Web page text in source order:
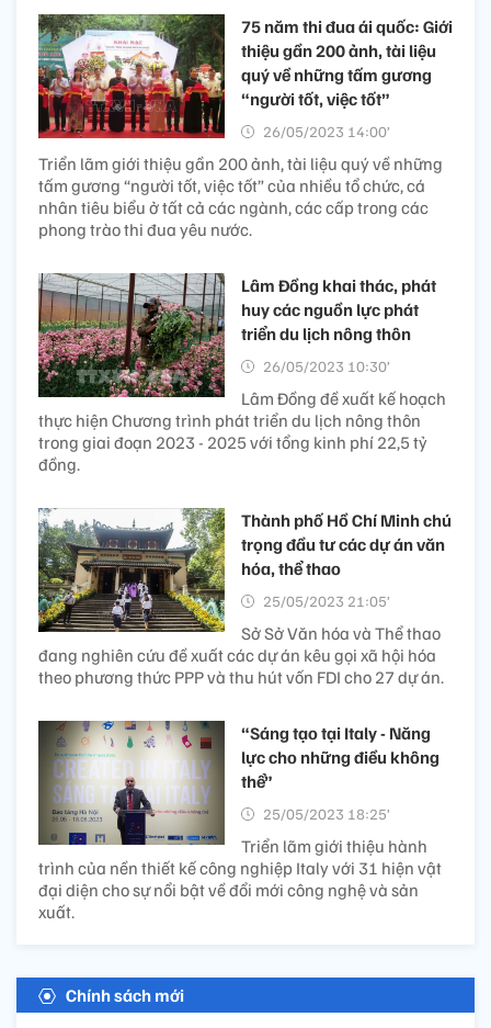
75 năm thi đua ái quốc: Giới
thiệu gần 200 ảnh, tài liệu
quý về những tấm gương
“người tốt, việc tốt”
26/05/2023 14:00’
Triển lãm giới thiệu gần 200 ảnh, tài liệu quý về những
tấm gương “người tốt, việc tốt” của nhiều tổ chức, cá
nhân tiêu biểu ở tất cả các ngành, các cấp trong các
phong trào thi đua yêu nước.
Lâm Đồng khai thác, phát
huy các nguồn lực phát
triển du lịch nông thôn
26/05/2023 10:30’
Lâm Đồng đề xuất kế hoạch
thực hiện Chương trình phát triển du lịch nông thôn
trong giai đoạn 2023 - 2025 với tổng kinh phí 22,5 tỷ
đồng.
Thành phố Hồ Chí Minh chú
trọng đầu tư các dự án văn
hóa, thể thao
25/05/2023 21:05’
Sở Sở Văn hóa và Thể thao
đang nghiên cứu đề xuất các dự án kêu gọi xã hội hóa
theo phương thức PPP và thu hút vốn FDI cho 27 dự án.
“Sáng tạo tại Italy - Năng
lực cho những điều không
thể”
25/05/2023 18:25’
Triển lãm giới thiệu hành
trình của nền thiết kế công nghiệp Italy với 31 hiện vật
đại diện cho sự nổi bật về đổi mới công nghệ và sản
xuất.
Chính sách mới